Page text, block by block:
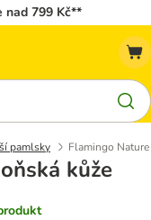
nad 799 Kč**
pamlsky Flamingo
kůže